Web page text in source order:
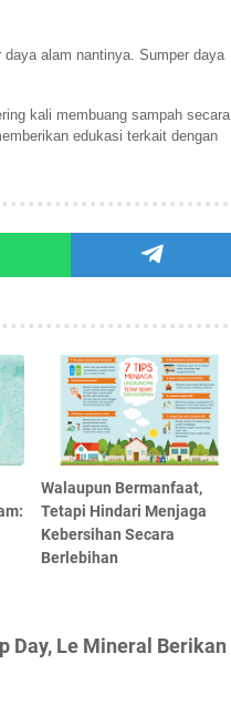
alam nantinya. Sumper daya
kali membuang sampah secara
edukasi terkait dengan
Walaupun Bermanfaat,
Tetapi Hindari Menjaga
Kebersihan Secara
Berlebihan
Day, Le Mineral Berikan